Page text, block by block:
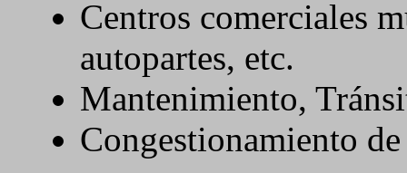
Centros comerciales
autopartes, etc.
Mantenimiento,
Congestionamiento